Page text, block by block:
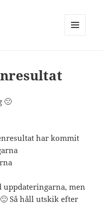
🙁
har kommit
uppdateringarna, men
Så håll utskik efter